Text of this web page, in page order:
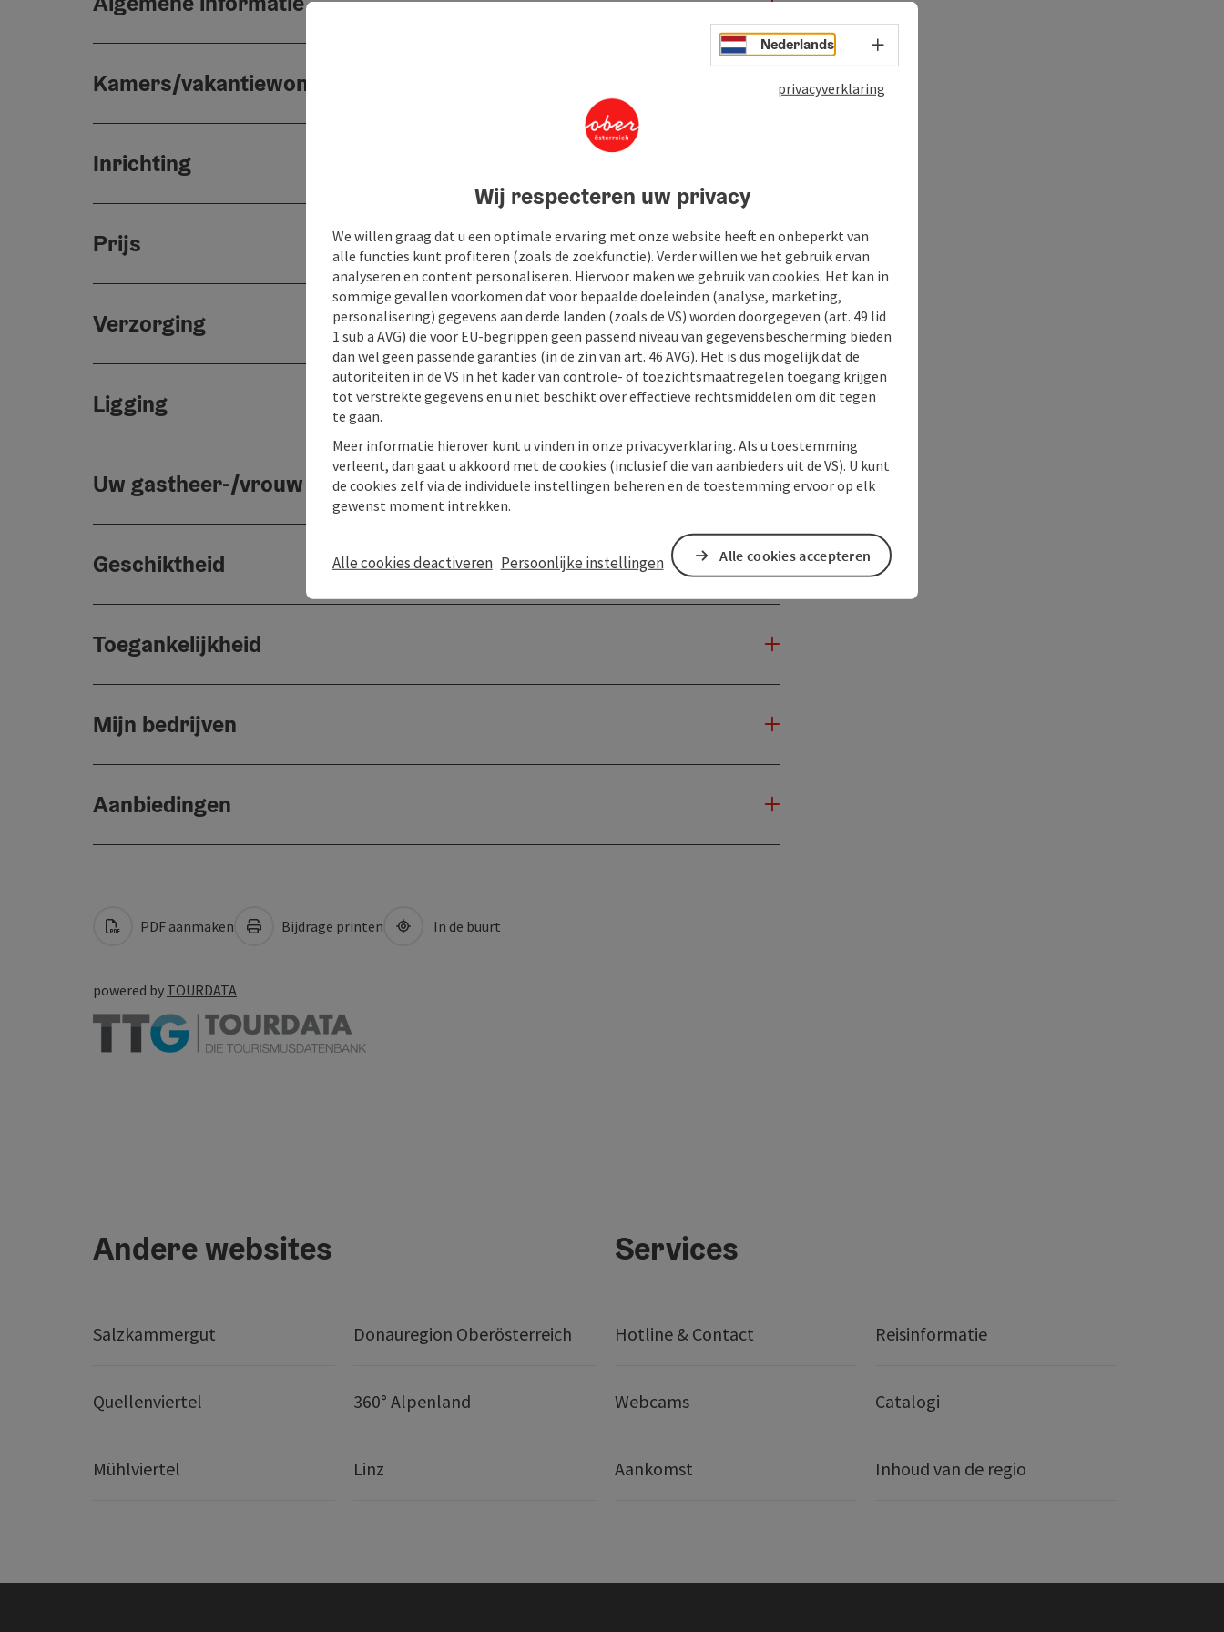
Kamers/vakantiewoningen
Inrichting
Prijs
Verzorging
Ligging
Uw gastheer-/vrouw
Geschiktheid
Toegankelijkheid
Mijn bedrijven
Aanbiedingen
PDF aanmaken Bijdrage printen In de buurt
powered by TOURDATA
Andere websites
Salzkammergut Donauregion Oberösterreich
Quellenviertel 360° Alpenland
Mühlviertel Linz
Services
Hotline & Contact Reisinformatie
Webcams Catalogi
Aankomst Inhoud van de regio
Nederlands Taalkeuze - menu openen
privacyverklaring
Wij respecteren uw privacy
We willen graag dat u een optimale ervaring met onze website heeft en onbeperkt van
alle functies kunt profiteren (zoals de zoekfunctie). Verder willen we het gebruik ervan
analyseren en content personaliseren. Hiervoor maken we gebruik van cookies. Het kan in
sommige gevallen voorkomen dat voor bepaalde doeleinden (analyse, marketing,
personalisering) gegevens aan derde landen (zoals de VS) worden doorgegeven (art. 49 lid
1 sub a AVG) die voor EU-begrippen geen passend niveau van gegevensbescherming bieden
dan wel geen passende garanties (in de zin van art. 46 AVG). Het is dus mogelijk dat de
autoriteiten in de VS in het kader van controle- of toezichtsmaatregelen toegang krijgen
tot verstrekte gegevens en u niet beschikt over effectieve rechtsmiddelen om dit tegen
te gaan.
Meer informatie hierover kunt u vinden in onze privacyverklaring. Als u toestemming
verleent, dan gaat u akkoord met de cookies (inclusief die van aanbieders uit de VS). U kunt
de cookies zelf via de individuele instellingen beheren en de toestemming ervoor op elk
gewenst moment intrekken.
Alle cookies deactiveren Persoonlijke instellingen Alle cookies accepteren